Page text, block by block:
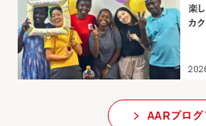
楽
カ
AARブロ